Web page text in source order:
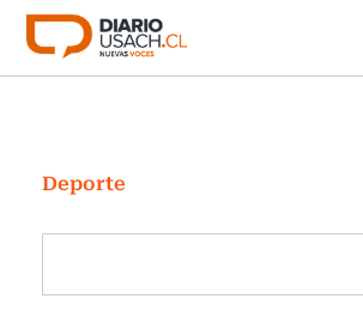
Click acá para ir directamente al
Investigación
Cultura
Programas Radio y TV Usach
Deporte